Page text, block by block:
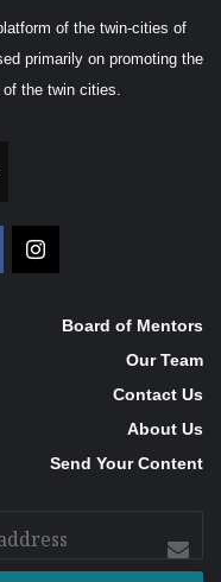
of the twin-cities of
primarily on promoting the
the twin cities.
Board of Mentors
Our Team
Contact Us
About Us
Send Your Content
your